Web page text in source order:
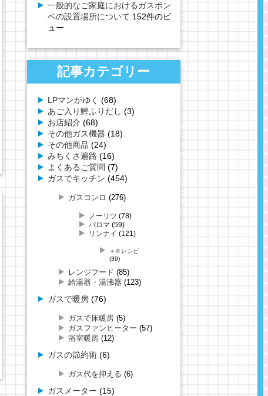
一般的なご家庭におけるガスボン
ベの設置場所について 152件のビ
ュー
記事カテゴリー
LPマンがゆく (68)
あご入り鰹ふりだし (3)
お店紹介 (68)
その他ガス機器 (18)
その他商品 (24)
みちくさ遍路 (16)
よくあるご質問 (7)
ガスでキッチン (454)
ガスコンロ (276)
ノーリツ (78)
パロマ (59)
リンナイ (121)
＋Ｒレシピ
(39)
レンジフード (85)
給湯器・湯沸器 (123)
ガスで暖房(76)
ガスで床暖房(5)
ガスファンヒーター (57)
浴室暖房(12)
ガスの節約術(6)
ガス代を抑える (6)
ガスメーター (15)